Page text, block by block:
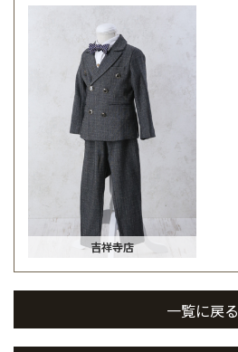
吉祥寺店
一覧に戻る